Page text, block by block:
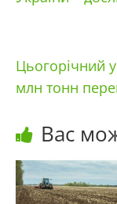
Цьогорічний
млн тонн
Вас